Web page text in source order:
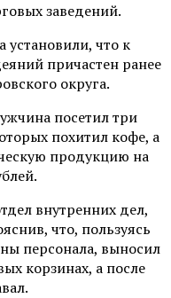
заведений.
установили, что к
причастен ранее
округа.
посетил три
похитил кофе, а
продукцию на
внутренних дел,
что, пользуясь
персонала, выносил
корзинах, а после